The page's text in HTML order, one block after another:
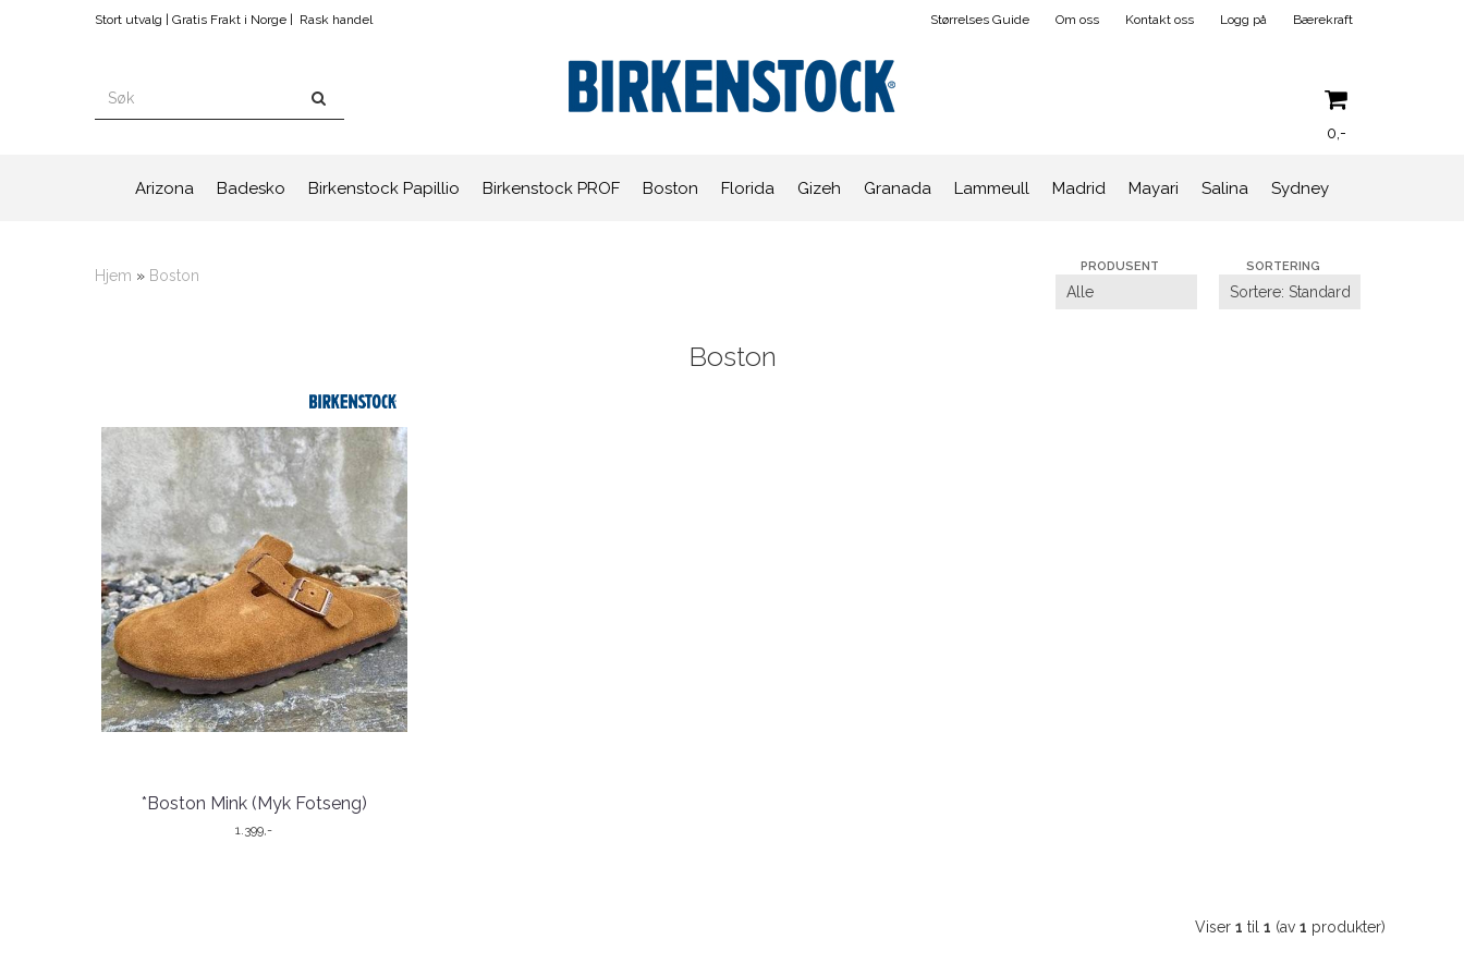
Stort utvalg | Gratis Frakt i Norge | Rask handel Størrelses Guide Om oss Kontakt oss Logg på Bærekraft
0,-
Arizona Badesko Birkenstock Papillio Birkenstock PROF Boston Florida Gizeh Granada Lammeull Madrid Mayari Salina Sydney
Hjem » Boston
PRODUSENT SORTERING
Boston
*Boston Mink (Myk Fotseng)
1.399,-
Viser 1 til 1 (av 1 produkter)